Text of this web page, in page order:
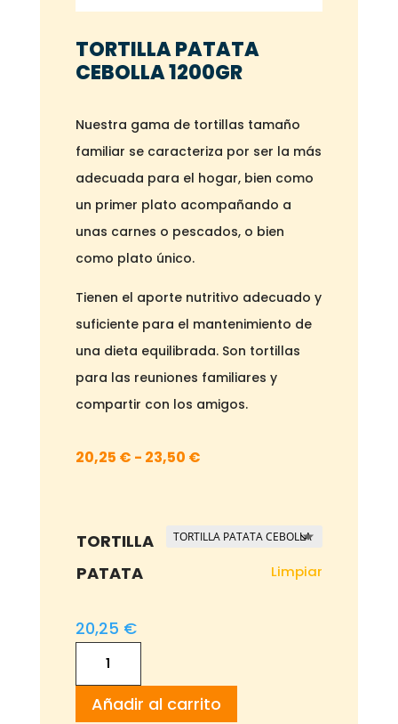
TORTILLA PATATA
CEBOLLA 1200GR
Nuestra gama de tortillas tamaño
familiar se caracteriza por ser la más
adecuada para el hogar, bien como
un primer plato acompañando a
unas carnes o pescados, o bien
como plato único.
Tienen el aporte nutritivo adecuado y
suficiente para el mantenimiento de
una dieta equilibrada. Son tortillas
para las reuniones familiares y
compartir con los amigos.
20,25 € - 23,50 €Rango
desde
TORTILLA
PATATA
Limpiar
20,25 €
TORTILLA
PATATA
CEBOLLA
Añadir al carrito